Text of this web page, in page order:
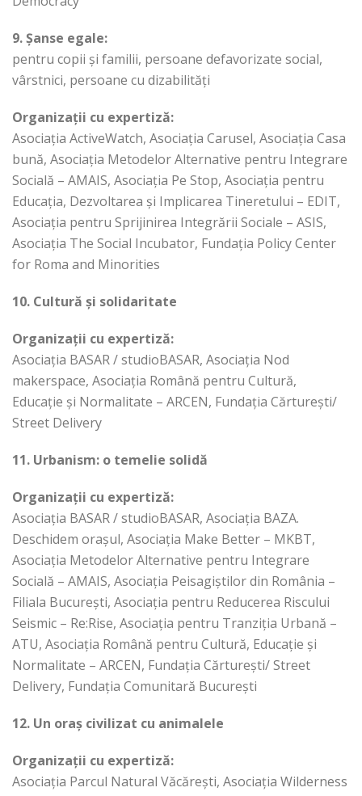
9. Șanse egale:
pentru copii și familii, persoane defavorizate social,
vârstnici, persoane cu dizabilități
Organizații cu expertiză:
Asociația ActiveWatch, Asociația Carusel, Asociația Casa
bună, Asociația Metodelor Alternative pentru Integrare
Socială – AMAIS, Asociația Pe Stop, Asociația pentru
Educația, Dezvoltarea și Implicarea Tineretului – EDIT,
Asociația pentru Sprijinirea Integrării Sociale – ASIS,
Asociația The Social Incubator, Fundația Policy Center
for Roma and Minorities
10. Cultură și solidaritate
Organizații cu expertiză:
Asociația BASAR / studioBASAR, Asociația Nod
makerspace, Asociația Română pentru Cultură,
Educație și Normalitate – ARCEN, Fundația Cărturești/
Street Delivery
11. Urbanism: o temelie solidă
Organizații cu expertiză:
Asociația BASAR / studioBASAR, Asociația BAZA.
Deschidem orașul, Asociația Make Better – MKBT,
Asociația Metodelor Alternative pentru Integrare
Socială – AMAIS, Asociația Peisagiștilor din România –
Filiala București, Asociația pentru Reducerea Riscului
Seismic – Re:Rise, Asociația pentru Tranziția Urbană –
ATU, Asociația Română pentru Cultură, Educație și
Normalitate – ARCEN, Fundația Cărturești/ Street
Delivery, Fundația Comunitară București
12. Un oraș civilizat cu animalele
Organizații cu expertiză:
Asociația Parcul Natural Văcărești, Asociația Wilderness